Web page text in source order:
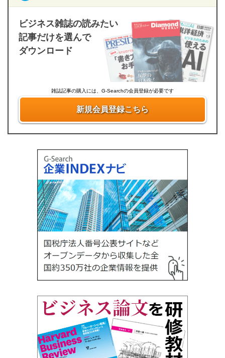
ビジネス雑誌の読みたい
記事だけを選んで
ダウンロード
雑誌記事の購入には、G-Searchの会員登録が必要です
新規会員登録こちら